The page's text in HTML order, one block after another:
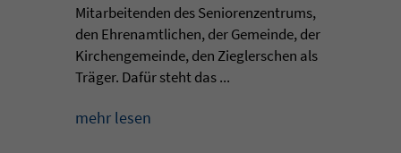
Mitarbeitenden des Seniorenzentrums,
den Ehrenamtlichen, der Gemeinde, der
Kirchengemeinde, den Zieglerschen als
Träger. Dafür steht das ...
mehr lesen